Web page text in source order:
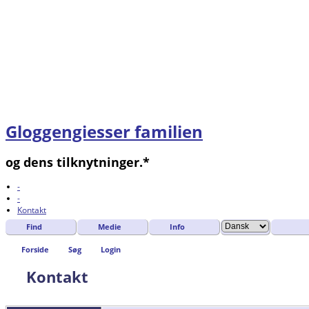
Gloggengiesser familien
og dens tilknytninger.*
-
-
Kontakt
Find Medie Info
Forside Søg Login
Kontakt